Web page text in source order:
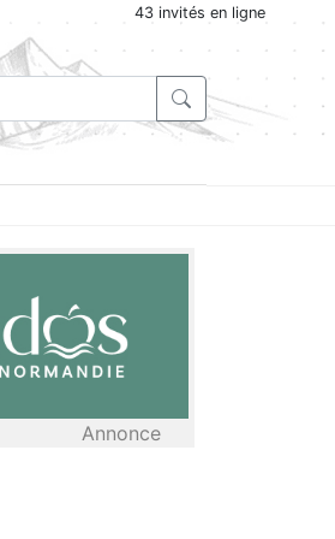
43 invités en ligne
Annonce